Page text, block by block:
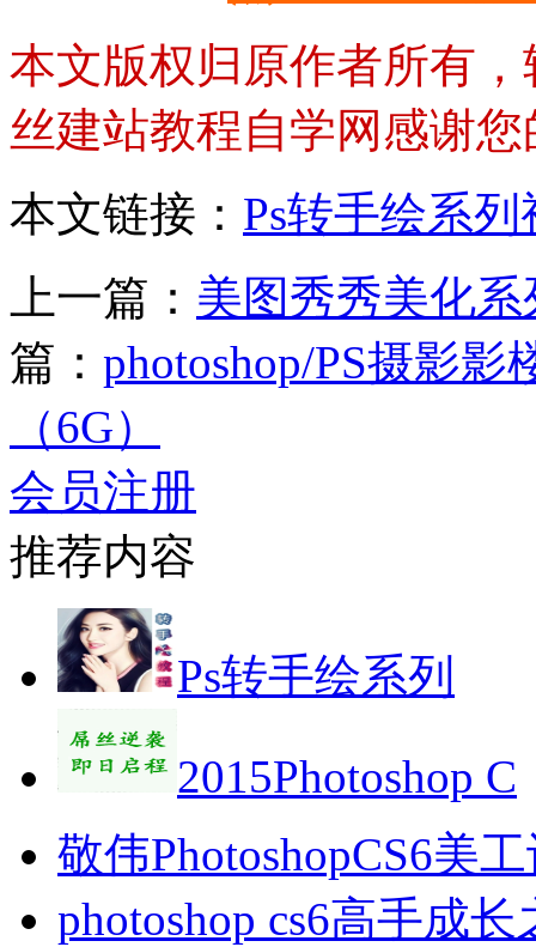
本文版权归原作者所有
丝建站教程自学网感谢
本文链接： Ps转手绘系
上一篇： 美图秀秀美化
篇： photoshop/PS摄影
（6G）
会员注册
推荐内容
Ps转手绘系列
2015Photoshop C
敬伟PhotoshopCS6美
photoshop cs6高手成